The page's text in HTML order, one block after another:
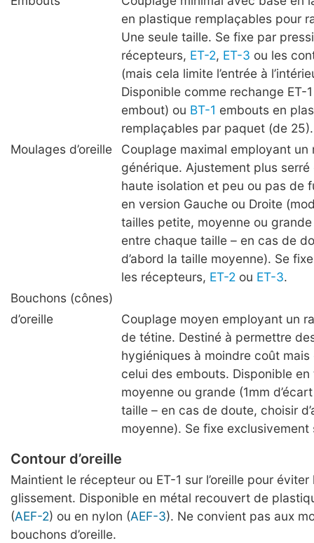
en plastique remplaçables pour
Une seule taille. Se fixe par
récepteurs, ET-2, ET-3 ou les
(mais cela limite l’entrée à
Disponible comme rechange ET-
embout) ou BT-1 embouts en
remplaçables par paquet (de 25).
Moulages d’oreille
Couplage maximal employant un
générique. Ajustement plus
haute isolation et peu ou pas de
en version Gauche ou Droite
tailles petite, moyenne ou grande
entre chaque taille – en cas de
d’abord la taille moyenne). Se
les récepteurs, ET-2 ou ET-3.
Bouchons (cônes)
d’oreille
Couplage moyen employant un
de tétine. Destiné à permettre
hygiéniques à moindre coût
celui des embouts. Disponible
moyenne ou grande (1mm
taille – en cas de doute, choisir
moyenne). Se fixe
Contour d’oreille
Maintient le récepteur ou ET-1 sur l’oreille pour
glissement. Disponible en métal recouvert de
(AEF-2) ou en nylon (AEF-3). Ne convient pas aux
bouchons d’oreille.